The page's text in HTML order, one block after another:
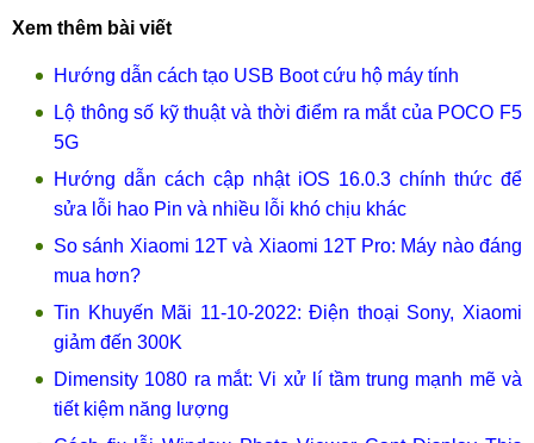
Xem thêm bài viết
Hướng dẫn cách tạo USB Boot cứu hộ máy tính
Lộ thông số kỹ thuật và thời điểm ra mắt của POCO F5
5G
Hướng dẫn cách cập nhật iOS 16.0.3 chính thức để
sửa lỗi hao Pin và nhiều lỗi khó chịu khác
So sánh Xiaomi 12T và Xiaomi 12T Pro: Máy nào đáng
mua hơn?
Tin Khuyến Mãi 11-10-2022: Điện thoại Sony, Xiaomi
giảm đến 300K
Dimensity 1080 ra mắt: Vi xử lí tầm trung mạnh mẽ và
tiết kiệm năng lượng